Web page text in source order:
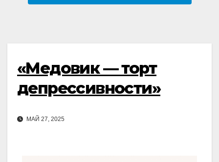
«Медовик — торт
депрессивности»
МАЙ 27, 2025